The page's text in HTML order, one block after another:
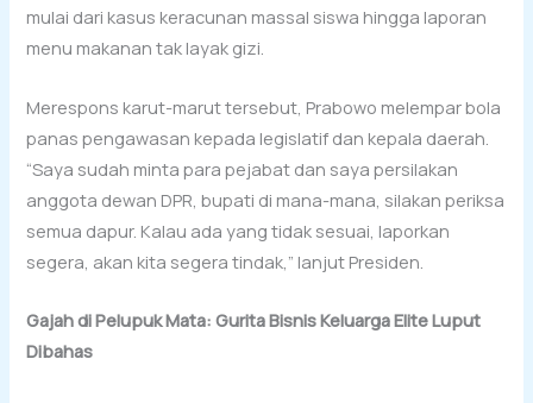
mulai dari kasus keracunan massal siswa hingga laporan
menu makanan tak layak gizi.
Merespons karut-marut tersebut, Prabowo melempar bola
panas pengawasan kepada legislatif dan kepala daerah.
“Saya sudah minta para pejabat dan saya persilakan
anggota dewan DPR, bupati di mana-mana, silakan periksa
semua dapur. Kalau ada yang tidak sesuai, laporkan
segera, akan kita segera tindak,” lanjut Presiden.
Gajah di Pelupuk Mata: Gurita Bisnis Keluarga Elite Luput
Dibahas